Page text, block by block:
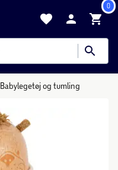
0
Babylegetøj og tumling